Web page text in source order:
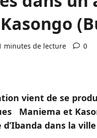
minutes de lecture 0
vient de se
Maniema et
dans la